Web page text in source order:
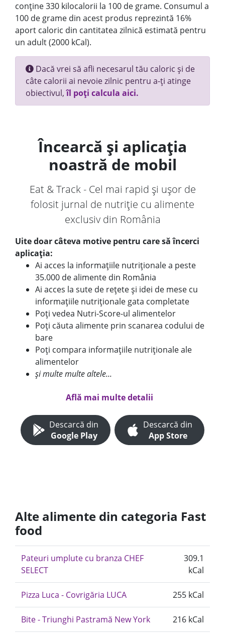
conține 330 kilocalorii la 100 de grame. Consumul a
100 de grame din acest produs reprezintă 16%
aport caloric din cantitatea zilnică estimată pentru
un adult (2000 kCal).
Dacă vrei să afli necesarul tău caloric și de
câte calorii ai nevoie zilnic pentru a-ți atinge
obiectivul,îl poți calcula aici.
Încearcă și aplicația
noastră de mobil
Eat & Track - Cel mai rapid și ușor de
folosit jurnal de nutriție cu alimente
exclusiv din România
Uite doar câteva motive pentru care să încerci
aplicația:
Ai acces la informațiile nutriționale a peste
35.000 de alimente din România
Ai acces la sute de rețete și idei de mese cu
informațiile nutriționale gata completate
Poți vedea Nutri-Score-ul alimentelor
Poți căuta alimente prin scanarea codului de
bare
Poți compara informațiile nutriționale ale
alimentelor
și multe multe altele...
Află mai multe detalii
Descarcă din
Google Play
Descarcă din
App Store
Alte alimente din categoria Fast
food
Pateuri umplute cu branza CHEF
SELECT
309.1
kCal
Pizza Luca - Covrigăria LUCA 255 kCal
Bite - Triunghi Pastramă New York 216 kCal